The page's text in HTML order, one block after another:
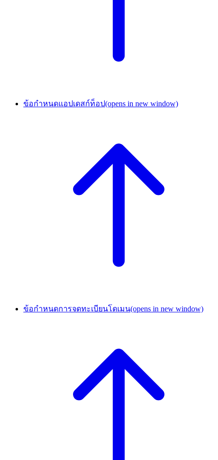
ข้อกำหนดแอปเดสก์ท็อป(opens in new window)
ข้อกำหนดการจดทะเบียนโดเมน(opens in new window)